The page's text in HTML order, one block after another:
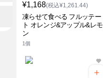
¥1,168(税込¥1,261.44)
凍らせて食べる フルッテー
ト オレンジ&アップル&レモ
ン
1個